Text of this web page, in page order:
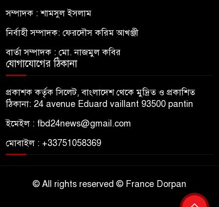
সম্পাদক : শামসুল ইসলাম
নির্বাহী সম্পাদক: ফেরদৌস করিম আখঞ্জী
বার্তা সম্পাদক : মো. নাজমুল কবির
যোগাযোগের ঠিকানা
প্রকাশক কর্তৃক সিলেট, বাংলাদেশ থেকে মুদ্রিত ও প্রকাশিত
ঠিকানা: 24 avenue Eduard vaillant 93500 pantin
ইমেইল : fbd24news@gmail.com
মোবাইল : +33751058369
© All rights reserved © France Dorpan